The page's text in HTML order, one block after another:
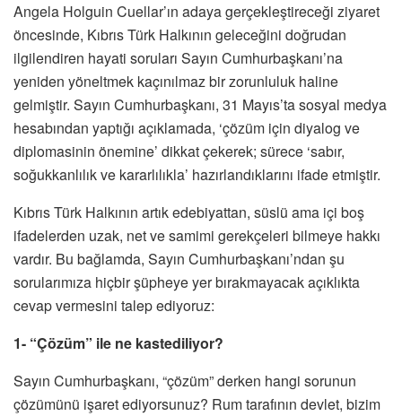
Angela Holguin Cuellar’ın adaya gerçekleştireceği ziyaret
öncesinde, Kıbrıs Türk Halkının geleceğini doğrudan
ilgilendiren hayati soruları Sayın Cumhurbaşkanı’na
yeniden yöneltmek kaçınılmaz bir zorunluluk haline
gelmiştir. Sayın Cumhurbaşkanı, 31 Mayıs’ta sosyal medya
hesabından yaptığı açıklamada, ‘çözüm için diyalog ve
diplomasinin önemine’ dikkat çekerek; sürece ‘sabır,
soğukkanlılık ve kararlılıkla’ hazırlandıklarını ifade etmiştir.
Kıbrıs Türk Halkının artık edebiyattan, süslü ama içi boş
ifadelerden uzak, net ve samimi gerekçeleri bilmeye hakkı
vardır. Bu bağlamda, Sayın Cumhurbaşkanı’ndan şu
sorularımıza hiçbir şüpheye yer bırakmayacak açıklıkta
cevap vermesini talep ediyoruz:
1- “Çözüm” ile ne kastediliyor?
Sayın Cumhurbaşkanı, “çözüm” derken hangi sorunun
çözümünü işaret ediyorsunuz? Rum tarafının devlet, bizim